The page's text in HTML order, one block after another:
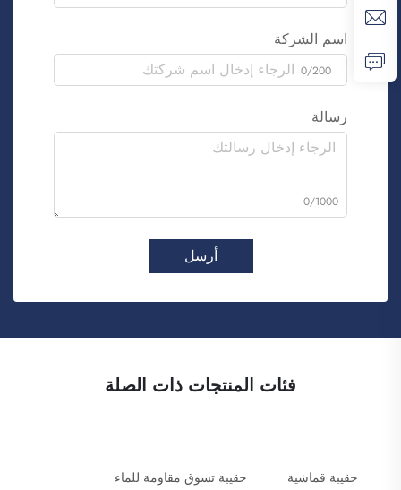
اسم الشركة
0/200
رسالة
0/1000
أرسل
فئات المنتجات ذات الصلة
حقيبة قماشية حقيبة تسوق مقاومة للماء